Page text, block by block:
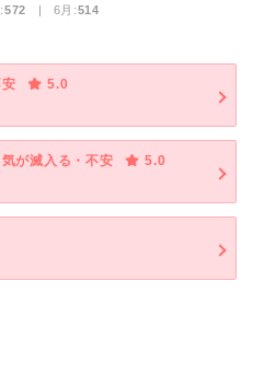
572 | 6月:514
5.0
が滅入る・不安
5.0